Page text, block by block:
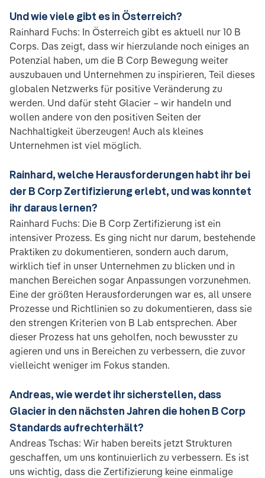
Und wie viele gibt es in Österreich?
Rainhard Fuchs: In Österreich gibt es aktuell nur 10 B
Corps. Das zeigt, dass wir hierzulande noch einiges an
Potenzial haben, um die B Corp Bewegung weiter
auszubauen und Unternehmen zu inspirieren, Teil dieses
globalen Netzwerks für positive Veränderung zu
werden. Und dafür steht Glacier – wir handeln und
wollen andere von den positiven Seiten der
Nachhaltigkeit überzeugen! Auch als kleines
Unternehmen ist viel möglich.
Rainhard, welche Herausforderungen habt ihr bei
der B Corp Zertifizierung erlebt, und was konntet
ihr daraus lernen?
Rainhard Fuchs: Die B Corp Zertifizierung ist ein
intensiver Prozess. Es ging nicht nur darum, bestehende
Praktiken zu dokumentieren, sondern auch darum,
wirklich tief in unser Unternehmen zu blicken und in
manchen Bereichen sogar Anpassungen vorzunehmen.
Eine der größten Herausforderungen war es, all unsere
Prozesse und Richtlinien so zu dokumentieren, dass sie
den strengen Kriterien von B Lab entsprechen. Aber
dieser Prozess hat uns geholfen, noch bewusster zu
agieren und uns in Bereichen zu verbessern, die zuvor
vielleicht weniger im Fokus standen.
Andreas, wie werdet ihr sicherstellen, dass
Glacier in den nächsten Jahren die hohen B Corp
Standards aufrechterhält?
Andreas Tschas: Wir haben bereits jetzt Strukturen
geschaffen, um uns kontinuierlich zu verbessern. Es ist
uns wichtig, dass die Zertifizierung keine einmalige